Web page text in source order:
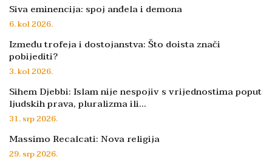
Siva eminencija: spoj anđela i demona
6. kol 2026.
Između trofeja i dostojanstva: Što doista znači
pobijediti?
3. kol 2026.
Sihem Djebbi: Islam nije nespojiv s vrijednostima poput
ljudskih prava, pluralizma ili…
31. srp 2026.
Massimo Recalcati: Nova religija
29. srp 2026.